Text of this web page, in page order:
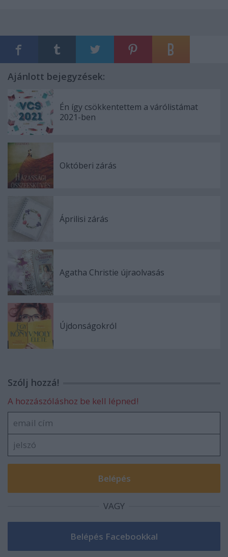
Ajánlott bejegyzések:
Én így csökkentettem a várólistámat
2021-ben
Októberi zárás
Áprilisi zárás
Agatha Christie újraolvasás
Újdonságokról
Szólj hozzá!
A hozzászóláshoz be kell lépned!
VAGY